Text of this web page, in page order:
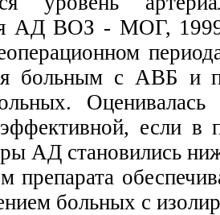
АД ВОЗ - МОГ,
больным с АВБ и
эффективной, если в
АД становились
препарата
больных с